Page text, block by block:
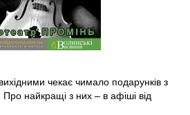
чекає чимало подарунків з
найкращі з них – в афіші від